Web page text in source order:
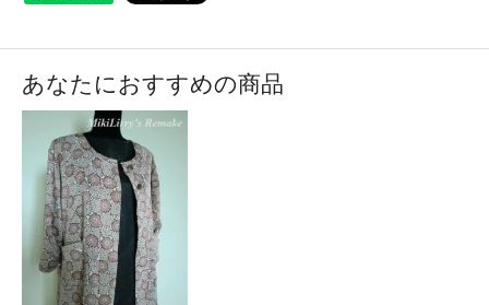
あなたにおすすめの商品